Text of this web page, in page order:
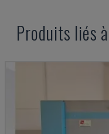
Produits liés à